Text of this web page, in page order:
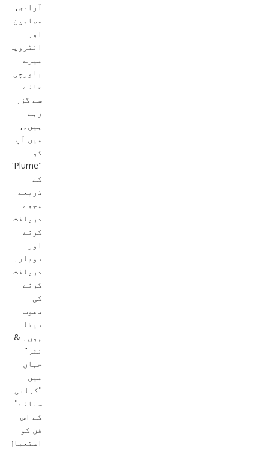
آزادی,
مضامین
اور
انٹرویوز
میرے
باورچی
خانے
سے گزر
رہے
ہیں۔,
میں آپ
کو
"Plume"
کے
ذریعے
مجھے
دریافت
کرنے
اور
دوبارہ
دریافت
کرنے
کی
دعوت
دیتا
ہوں۔ &
نثر"
جہاں
میں
"کہانی
سنانے"
کے اس
فن کو
استعمال